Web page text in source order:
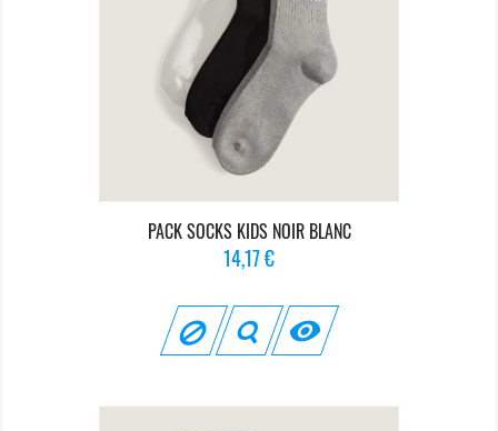
PACK SOCKS KIDS NOIR BLANC
Prix
14,17 €
